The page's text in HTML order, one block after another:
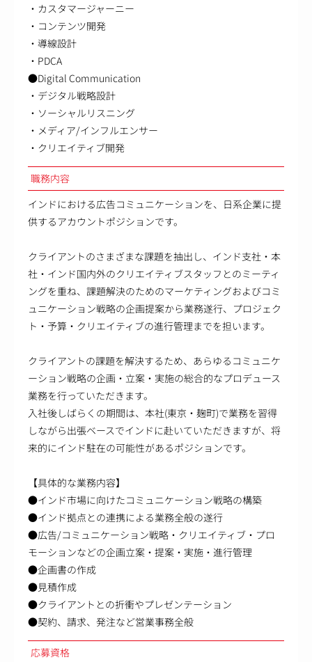
・カスタマージャーニー
・コンテンツ開発
・導線設計
・PDCA
●Digital Communication
・デジタル戦略設計
・ソーシャルリスニング
・メディア/インフルエンサー
・クリエイティブ開発
職務内容
インドにおける広告コミュニケーションを、日系企業に提
供するアカウントポジションです。
クライアントのさまざまな課題を抽出し、インド支社・本
社・インド国内外のクリエイティブスタッフとのミーティ
ングを重ね、課題解決のためのマーケティングおよびコミ
ュニケーション戦略の企画提案から業務遂行、プロジェク
ト・予算・クリエイティブの進行管理までを担います。
クライアントの課題を解決するため、あらゆるコミュニケ
ーション戦略の企画・立案・実施の総合的なプロデュース
業務を行っていただきます。
入社後しばらくの期間は、本社(東京・麹町)で業務を習得
しながら出張ベースでインドに赴いていただきますが、将
来的にインド駐在の可能性があるポジションです。
【具体的な業務内容】
●インド市場に向けたコミュニケーション戦略の構築
●インド拠点との連携による業務全般の遂行
●広告/コミュニケーション戦略・クリエイティブ・プロ
モーションなどの企画立案・提案・実施・進行管理
●企画書の作成
●見積作成
●クライアントとの折衝やプレゼンテーション
●契約、請求、発注など営業事務全般
応募資格